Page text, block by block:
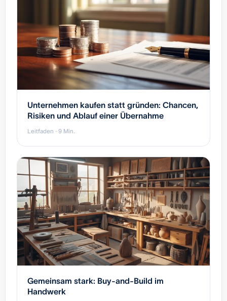
Unternehmen kaufen statt gründen: Chancen,
Risiken und Ablauf einer Übernahme
Leitfaden · 9 Min.
Gemeinsam stark: Buy-and-Build im
Handwerk